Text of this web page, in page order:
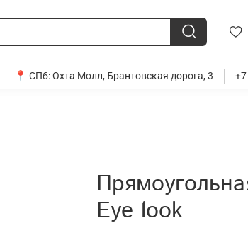
📍 СПб:Охта Молл, Брантовская дорога, 3
Eye look